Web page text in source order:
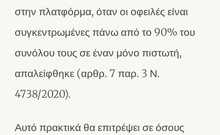
στην πλατφόρμα, όταν οι οφειλές είναι
συγκεντρωμένες πάνω από το 90% του
συνόλου τους σε έναν μόνο πιστωτή,
απαλείφθηκε (αρθρ. 7 παρ. 3 Ν.
4738/2020).
Αυτό πρακτικά θα επιτρέψει σε όσους